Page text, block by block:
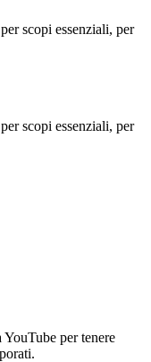
scopi essenziali, per
scopi essenziali, per
per tenere